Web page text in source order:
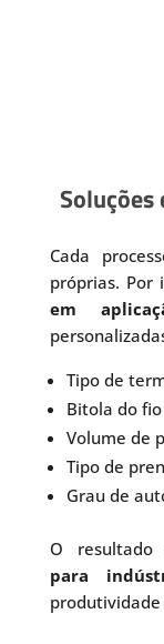
Soluções
Cada
próprias. Por
em
Tipo de
Bitola do fio
Volume de
Tipo de
Grau de
O
para
produtividade